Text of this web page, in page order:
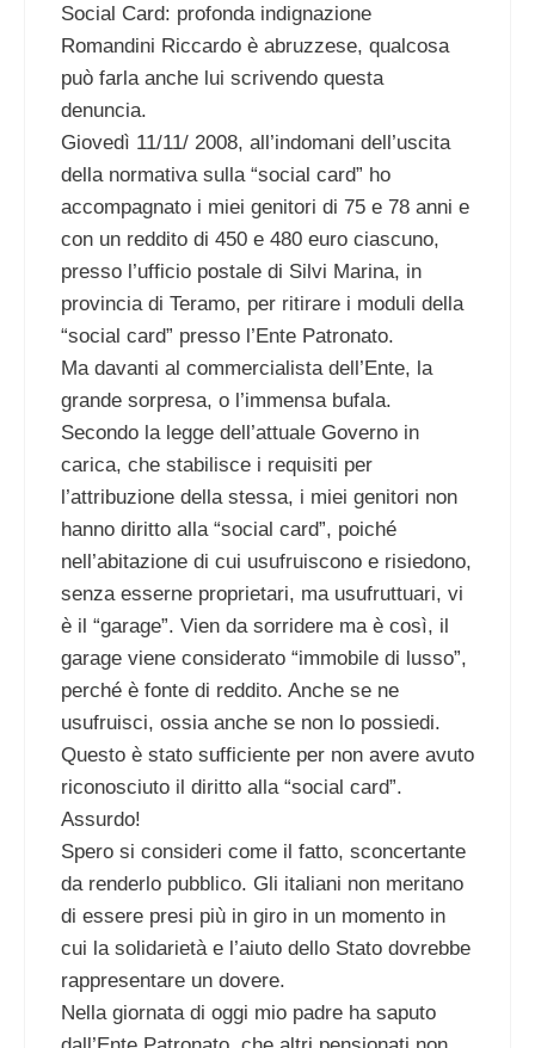
Social Card: profonda indignazione
Romandini Riccardo è abruzzese, qualcosa
può farla anche lui scrivendo questa
denuncia.
Giovedì 11/11/ 2008, all’indomani dell’uscita
della normativa sulla “social card” ho
accompagnato i miei genitori di 75 e 78 anni e
con un reddito di 450 e 480 euro ciascuno,
presso l’ufficio postale di Silvi Marina, in
provincia di Teramo, per ritirare i moduli della
“social card” presso l’Ente Patronato.
Ma davanti al commercialista dell’Ente, la
grande sorpresa, o l’immensa bufala.
Secondo la legge dell’attuale Governo in
carica, che stabilisce i requisiti per
l’attribuzione della stessa, i miei genitori non
hanno diritto alla “social card”, poiché
nell’abitazione di cui usufruiscono e risiedono,
senza esserne proprietari, ma usufruttuari, vi
è il “garage”. Vien da sorridere ma è così, il
garage viene considerato “immobile di lusso”,
perché è fonte di reddito. Anche se ne
usufruisci, ossia anche se non lo possiedi.
Questo è stato sufficiente per non avere avuto
riconosciuto il diritto alla “social card”.
Assurdo!
Spero si consideri come il fatto, sconcertante
da renderlo pubblico. Gli italiani non meritano
di essere presi più in giro in un momento in
cui la solidarietà e l’aiuto dello Stato dovrebbe
rappresentare un dovere.
Nella giornata di oggi mio padre ha saputo